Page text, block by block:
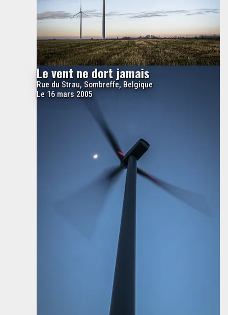
Le vent ne dort jamais
Rue du Strau, Sombreffe, Belgique
Le 16 mars 2005